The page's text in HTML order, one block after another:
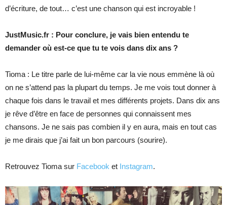
d’écriture, de tout… c’est une chanson qui est incroyable !
JustMusic.fr : Pour conclure, je vais bien entendu te
demander où est-ce que tu te vois dans dix ans ?
Tioma : Le titre parle de lui-même car la vie nous emmène là où
on ne s’attend pas la plupart du temps. Je me vois tout donner à
chaque fois dans le travail et mes différents projets. Dans dix ans
je rêve d’être en face de personnes qui connaissent mes
chansons. Je ne sais pas combien il y en aura, mais en tout cas
je me dirais que j’ai fait un bon parcours (sourire).
Retrouvez Tioma sur Facebook et Instagram.